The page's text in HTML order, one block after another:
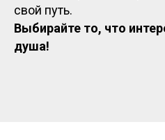
свой путь.
Выбирайте то, что
душа!